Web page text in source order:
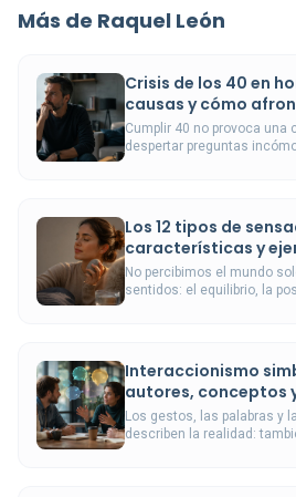
Más de Raquel León
Crisis de los 40 en
causas y cómo
Cumplir 40 no provoca una
despertar preguntas
Los 12 tipos de
características y
No percibimos el mundo
sentidos: el equilibrio, la
Interaccionismo
autores, conceptos
Los gestos, las palabras y
describen la realidad: